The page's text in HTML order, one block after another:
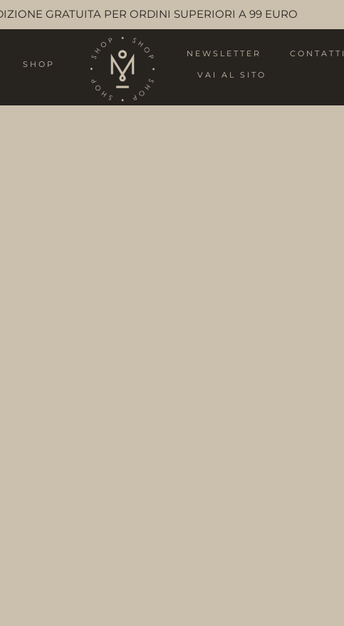
GRATUITA PER ORDINI SUPERIORI A 99 EURO
SHOP
NEWSLETTER CONTATTI
VAI AL SITO